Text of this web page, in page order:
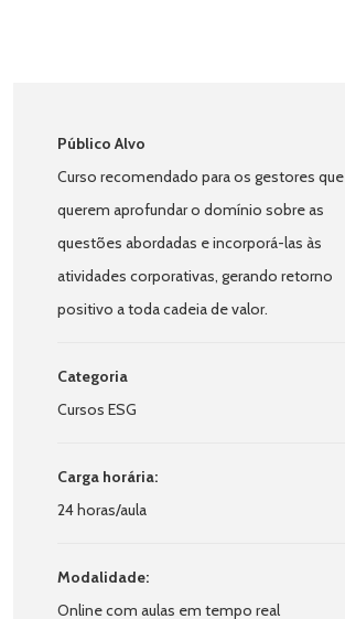
Público Alvo
Curso recomendado para os gestores que
querem aprofundar o domínio sobre as
questões abordadas e incorporá-las às
atividades corporativas, gerando retorno
positivo a toda cadeia de valor.
Categoria
Cursos ESG
Carga horária:
24 horas/aula
Modalidade:
Online com aulas em tempo real